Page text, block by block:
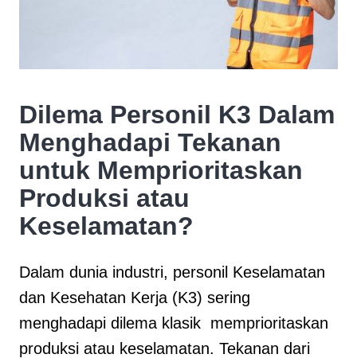
Dilema Personil K3 Dalam
Menghadapi Tekanan
untuk Memprioritaskan
Produksi atau
Keselamatan?
Dalam dunia industri, personil Keselamatan
dan Kesehatan Kerja (K3) sering
menghadapi dilema klasik memprioritaskan
produksi atau keselamatan. Tekanan dari